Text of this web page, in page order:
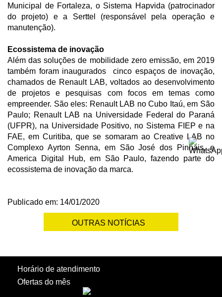
Municipal de Fortaleza, o Sistema Hapvida (patrocinador
do projeto) e a Serttel (responsável pela operação e
manutenção).
Ecossistema de inovação
Além das soluções de mobilidade zero emissão, em 2019
também foram inaugurados cinco espaços de inovação,
chamados de Renault LAB, voltados ao desenvolvimento
de projetos e pesquisas com focos em temas como
empreender. São eles: Renault LAB no Cubo Itaú, em São
Paulo; Renault LAB na Universidade Federal do Paraná
(UFPR), na Universidade Positivo, no Sistema FIEP e na
FAE, em Curitiba, que se somaram ao Creative LAB no
Complexo Ayrton Senna, em São José dos Pinhais, e
America Digital Hub, em São Paulo, fazendo parte do
ecossistema de inovação da marca.
Publicado em: 14/01/2020
OUTRAS NOTÍCIAS
Horário de atendimento
Ofertas do mês